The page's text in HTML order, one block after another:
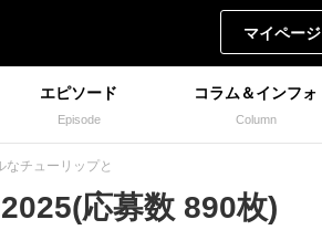
マイページ
エピソード
Episode
コラム＆インフォ
Column
なチューリップと
応募数 890枚)